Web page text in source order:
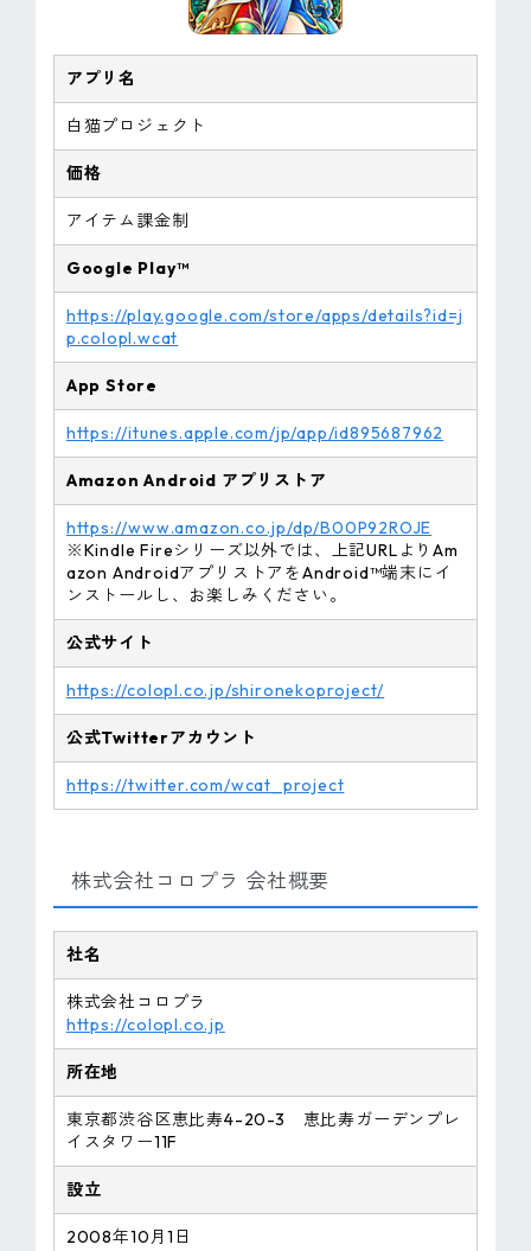
アプリ名
白猫プロジェクト
価格
アイテム課金制
Google Play™
https://play.google.com/store/apps/details?id=j
p.colopl.wcat
App Store
https://itunes.apple.com/jp/app/id895687962
AmazonAndroid アプリストア
https://www.amazon.co.jp/dp/B00P92ROJE
※Kindle Fireシリーズ以外では、上記URLよりAm
azon AndroidアプリストアをAndroid™端末にイ
ンストールし、お楽しみください。
公式サイト
https://colopl.co.jp/shironekoproject/
公式Twitterアカウント
https://twitter.com/wcat_project
株式会社コロプラ 会社概要
社名
株式会社コロプラ
https://colopl.co.jp
所在地
東京都渋谷区恵比寿4-20-3 恵比寿ガーデンプレ
イスタワー11F
設立
2008年10月1日